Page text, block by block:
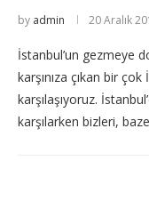
by admin 20 Aralık
İstanbul’un gezmeye
karşınıza çıkan bir
karşılaşıyoruz.
karşılarken bizleri,